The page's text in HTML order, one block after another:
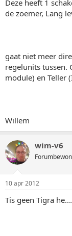
Deze heeft 1
de zoemer, Lang
gaat niet meer
regelunits tussen.
module) en Teller
Willem
wim-v6
10 apr 2012
Tis geen Tigra he....